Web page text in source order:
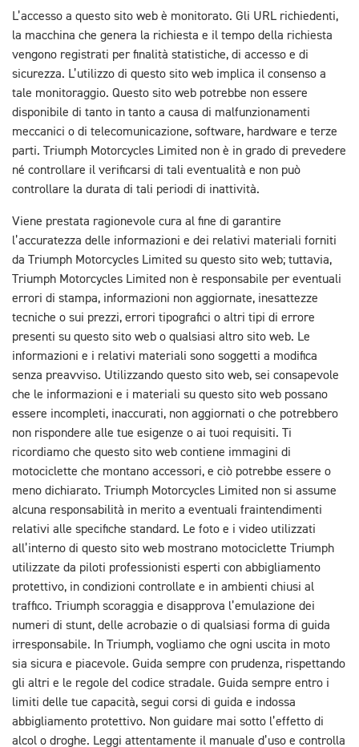
L’accesso a questo sito web è monitorato. Gli URL richiedenti,
la macchina che genera la richiesta e il tempo della richiesta
vengono registrati per finalità statistiche, di accesso e di
sicurezza. L’utilizzo di questo sito web implica il consenso a
tale monitoraggio. Questo sito web potrebbe non essere
disponibile di tanto in tanto a causa di malfunzionamenti
meccanici o di telecomunicazione, software, hardware e terze
parti. Triumph Motorcycles Limited non è in grado di prevedere
né controllare il verificarsi di tali eventualità e non può
controllare la durata di tali periodi di inattività.
Viene prestata ragionevole cura al fine di garantire
l’accuratezza delle informazioni e dei relativi materiali forniti
da Triumph Motorcycles Limited su questo sito web; tuttavia,
Triumph Motorcycles Limited non è responsabile per eventuali
errori di stampa, informazioni non aggiornate, inesattezze
tecniche o sui prezzi, errori tipografici o altri tipi di errore
presenti su questo sito web o qualsiasi altro sito web. Le
informazioni e i relativi materiali sono soggetti a modifica
senza preavviso. Utilizzando questo sito web, sei consapevole
che le informazioni e i materiali su questo sito web possano
essere incompleti, inaccurati, non aggiornati o che potrebbero
non rispondere alle tue esigenze o ai tuoi requisiti. Ti
ricordiamo che questo sito web contiene immagini di
motociclette che montano accessori, e ciò potrebbe essere o
meno dichiarato. Triumph Motorcycles Limited non si assume
alcuna responsabilità in merito a eventuali fraintendimenti
relativi alle specifiche standard. Le foto e i video utilizzati
all’interno di questo sito web mostrano motociclette Triumph
utilizzate da piloti professionisti esperti con abbigliamento
protettivo, in condizioni controllate e in ambienti chiusi al
traffico. Triumph scoraggia e disapprova l’emulazione dei
numeri di stunt, delle acrobazie o di qualsiasi forma di guida
irresponsabile. In Triumph, vogliamo che ogni uscita in moto
sia sicura e piacevole. Guida sempre con prudenza, rispettando
gli altri e le regole del codice stradale. Guida sempre entro i
limiti delle tue capacità, segui corsi di guida e indossa
abbigliamento protettivo. Non guidare mai sotto l’effetto di
alcol o droghe. Leggi attentamente il manuale d’uso e controlla